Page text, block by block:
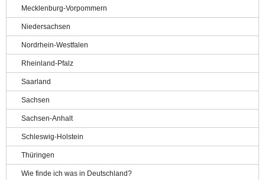
Mecklenburg-Vorpommern
Niedersachsen
Nordrhein-Westfalen
Rheinland-Pfalz
Saarland
Sachsen
Sachsen-Anhalt
Schleswig-Holstein
Thüringen
Wie finde ich was in Deutschland?